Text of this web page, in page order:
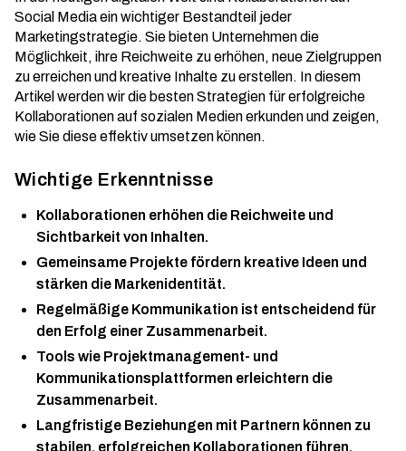
Social Media ein wichtiger Bestandteil jeder
Marketingstrategie. Sie bieten Unternehmen die
Möglichkeit, ihre Reichweite zu erhöhen, neue Zielgruppen
zu erreichen und kreative Inhalte zu erstellen. In diesem
Artikel werden wir die besten Strategien für erfolgreiche
Kollaborationen auf sozialen Medien erkunden und zeigen,
wie Sie diese effektiv umsetzen können.
Wichtige Erkenntnisse
Kollaborationen erhöhen die Reichweite und
Sichtbarkeit von Inhalten.
Gemeinsame Projekte fördern kreative Ideen und
stärken die Markenidentität.
Regelmäßige Kommunikation ist entscheidend für
den Erfolg einer Zusammenarbeit.
Tools wie Projektmanagement- und
Kommunikationsplattformen erleichtern die
Zusammenarbeit.
Langfristige Beziehungen mit Partnern können zu
stabilen, erfolgreichen Kollaborationen führen.